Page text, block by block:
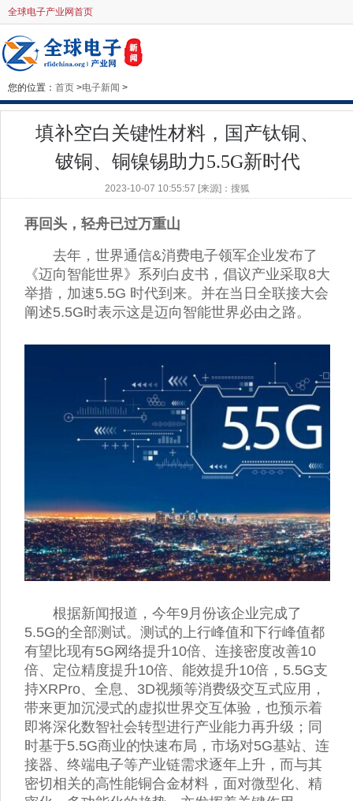
全球电子产业网首页
您的位置： 首页 >电子新闻 >
填补空白关键性材料，国产钛铜、
铍铜、铜镍锡助力5.5G新时代
2023-10-07 10:55:57 [来源]：搜狐
再回头，轻舟已过万重山
去年，世界通信&消费电子领军企业发布了
《迈向智能世界》系列白皮书，倡议产业采取8大
举措，加速5.5G 时代到来。并在当日全联接大会
阐述5.5G时表示这是迈向智能世界必由之路。
根据新闻报道，今年9月份该企业完成了
5.5G的全部测试。测试的上行峰值和下行峰值都
有望比现有5G网络提升10倍、连接密度改善10
倍、定位精度提升10倍、能效提升10倍，5.5G支
持XRPro、全息、3D视频等消费级交互式应用，
带来更加沉浸式的虚拟世界交互体验，也预示着
即将深化数智社会转型进行产业能力再升级；同
时基于5.5G商业的快速布局，市场对5G基站、连
接器、终端电子等产业链需求逐年上升，而与其
密切相关的高性能铜合金材料，面对微型化、精